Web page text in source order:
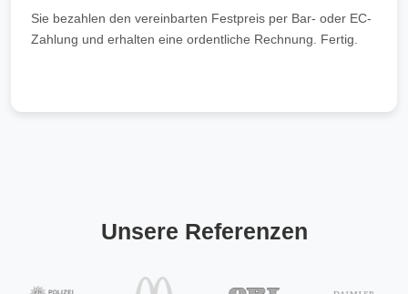
Sie bezahlen den vereinbarten Festpreis per Bar- oder EC-
Zahlung und erhalten eine ordentliche Rechnung. Fertig.
Unsere Referenzen